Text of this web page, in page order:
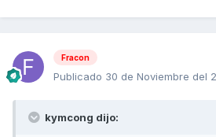
Fracon
Publicado 30 de Noviembre del
kymcong dijo: